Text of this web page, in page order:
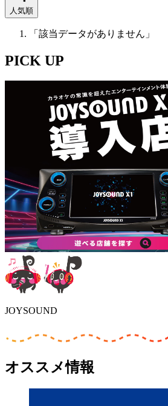
人気順
「該当データがありません」
PICK UP
JOYSOUND
オススメ情報